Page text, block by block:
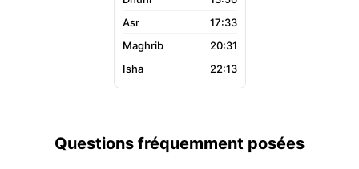
17:33
20:31
22:13
Questions fréquemment posées